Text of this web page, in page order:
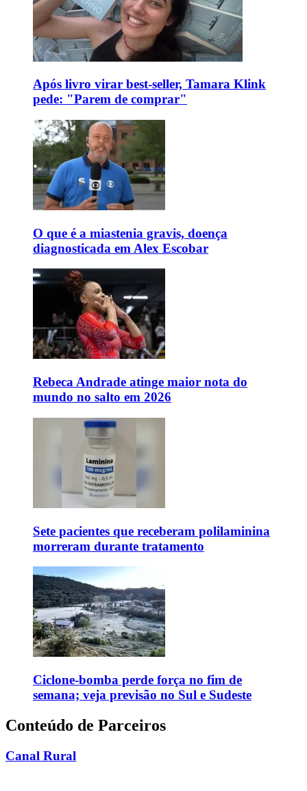
Após livro virar best-seller, Tamara Klink
pede: "Parem de comprar"
O que é a miastenia gravis, doença
diagnosticada em Alex Escobar
Rebeca Andrade atinge maior nota do
mundo no salto em 2026
Sete pacientes que receberam polilaminina
morreram durante tratamento
Ciclone-bomba perde força no fim de
semana; veja previsão no Sul e Sudeste
Conteúdo de Parceiros
Canal Rural